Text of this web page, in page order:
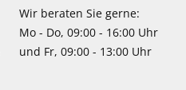
Wir beraten Sie gerne:
Mo - Do, 09:00 - 16:00 Uhr
und Fr, 09:00 - 13:00 Uhr